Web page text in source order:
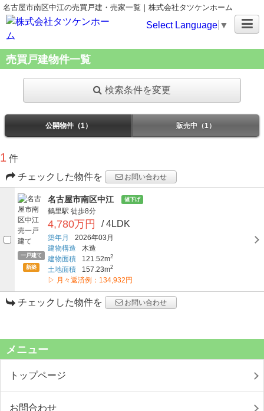
名古屋市南区中江の売買戸建・売家一覧｜株式会社タツケンホーム
Select Language ▼
売買戸建物件一覧
検索条件を変更
公開物件（1） 販売中（1）
1 件
チェックした物件を
お問い合わせ
一戸建て
新築
名古屋市南区中江 値下げ
鶴里駅 徒歩8分
4,780万円 / 4LDK
築年月
2026年03月
建物構造
木造
建物面積
121.52m2
土地面積 157.23m2
▷ 月々返済例：134,932円
チェックした物件を お問い合わせ
メニュー
トップページ
お問合わせ